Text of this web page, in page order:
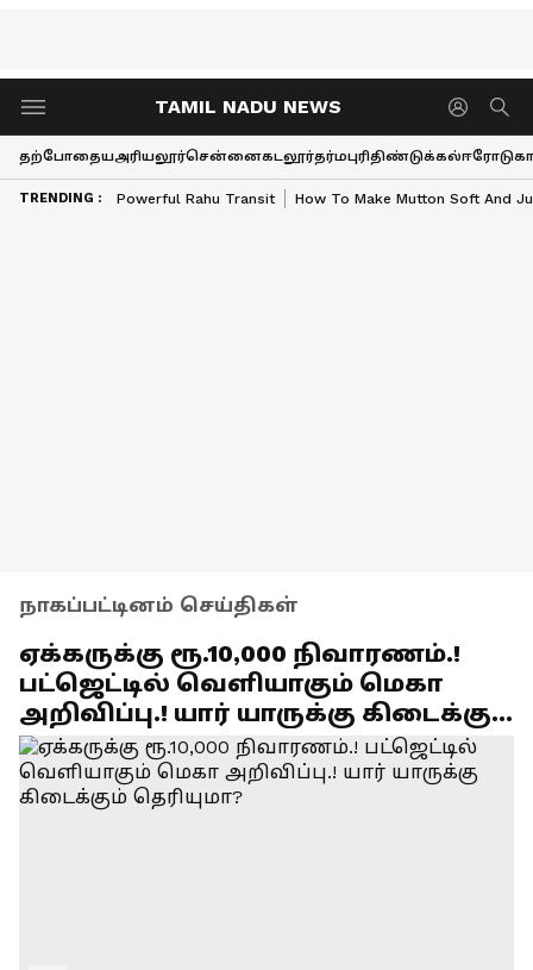
TAMIL NADU NEWS
தற்போதையஅரியலூர்சென்னைகடலூர்தர்மபுரிதிண்டுக்கல்ஈரோடு
TRENDING : Powerful Rahu Transit How To Make Mutton Soft And
நாகப்பட்டினம் செய்திகள்
ஏக்கருக்கு ரூ.10,000 நிவாரணம்.!
பட்ஜெட்டில் வெளியாகும் மெகா
அறிவிப்பு.! யார் யாருக்கு கிடைக்கும்
தெரியுமா?